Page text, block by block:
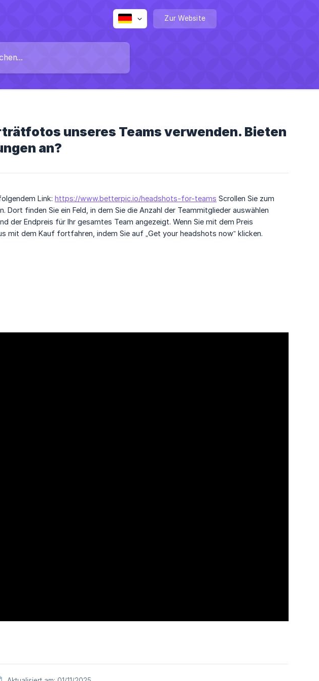
Zur Website
unseres Teams verwenden. Bieten
an?
Link: https://www.betterpic.io/headshots-for-teams Scrollen Sie zum
Dort finden Sie ein Feld, in dem Sie die Anzahl der Teammitglieder auswählen
der Endpreis für Ihr gesamtes Team angezeigt. Wenn Sie mit dem Preis
mit dem Kauf fortfahren, indem Sie auf „Get your headshots now” klicken.